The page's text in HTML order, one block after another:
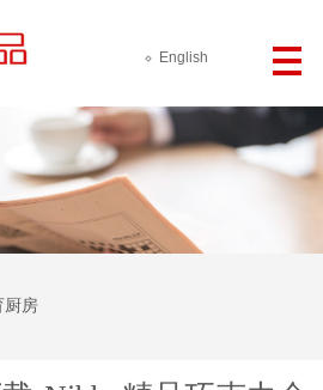
English
厨房